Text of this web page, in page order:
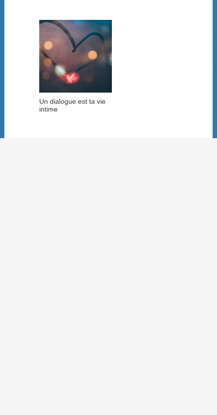
Un dialogue est ta vie
intime